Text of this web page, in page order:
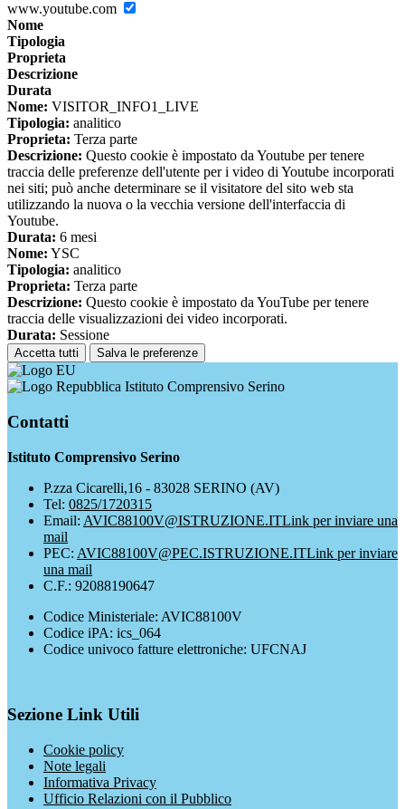
www.youtube.com
Nome
Tipologia
Proprieta
Descrizione
Durata
Nome: VISITOR_INFO1_LIVE
Tipologia: analitico
Proprieta: Terza parte
Descrizione: Questo cookie è impostato da Youtube per tenere
traccia delle preferenze dell'utente per i video di Youtube incorporati
nei siti; può anche determinare se il visitatore del sito web sta
utilizzando la nuova o la vecchia versione dell'interfaccia di
Youtube.
Durata: 6 mesi
Nome: YSC
Tipologia: analitico
Proprieta: Terza parte
Descrizione: Questo cookie è impostato da YouTube per tenere
traccia delle visualizzazioni dei video incorporati.
Durata: Sessione
Accetta tutti Salva le preferenze
Istituto Comprensivo Serino
Contatti
Istituto Comprensivo Serino
P.zza Cicarelli,16 - 83028 SERINO (AV)
Tel: 0825/1720315
Email: AVIC88100V@ISTRUZIONE.ITLink per inviare una
mail
PEC: AVIC88100V@PEC.ISTRUZIONE.ITLink per inviare
una mail
C.F.: 92088190647
Codice Ministeriale: AVIC88100V
Codice iPA: ics_064
Codice univoco fatture elettroniche: UFCNAJ
Sezione Link Utili
Cookie policy
Note legali
Informativa Privacy
Ufficio Relazioni con il Pubblico